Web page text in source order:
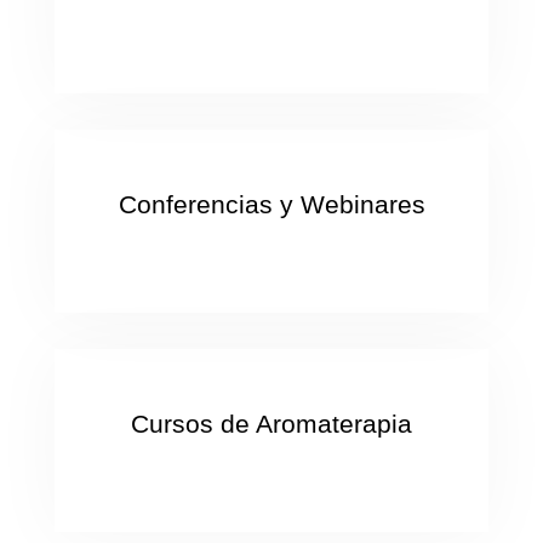
Conferencias y Webinares
Cursos de Aromaterapia